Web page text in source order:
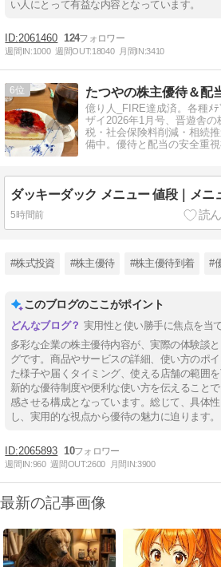
い人にとって有益な内容となっています。
2061460 124
週間IN:1000 週間OUT:18040 月間IN:3410
6
億り人_FIRE達成済。各種ﾒ
ザイ2026年1月号、晋遊舎
税・社会保険料削減・相続
備中。優待と配当の安全重視
5時間前
#株式投資 #株主優待 #株主優待到着 #
このブログのここがポイント
実用性と使い勝手に焦点を当
多彩な企業の株主優待内容が、実際の体験談
グです。商品やサービスの詳細、使い方のポ
た様子や届くタイミング、使える店舗の範囲
新的な優待制度や便利な使い方を伝えること
感させる構成となっています。総じて、具体
し、実用的な視点から優待の魅力に迫ります。
2065893 10
週間IN:960 週間OUT:2600 月間IN:3900
最新の記事画像